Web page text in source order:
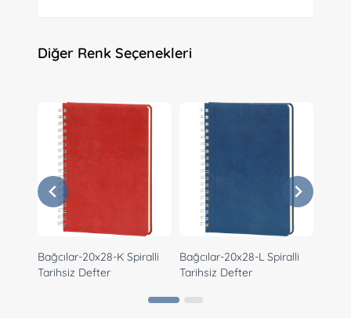
Diğer Renk Seçenekleri
Bağcılar-20x28-K Spiralli
Tarihsiz Defter
Bağcılar-20x28-L Spiralli
Tarihsiz Defter